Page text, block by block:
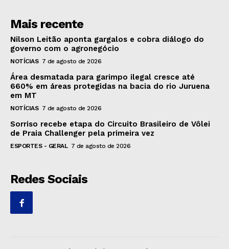
Mais recente
Nilson Leitão aponta gargalos e cobra diálogo do
governo com o agronegócio
NOTÍCIAS 7 de agosto de 2026
Área desmatada para garimpo ilegal cresce até
660% em áreas protegidas na bacia do rio Juruena
em MT
NOTÍCIAS 7 de agosto de 2026
Sorriso recebe etapa do Circuito Brasileiro de Vôlei
de Praia Challenger pela primeira vez
ESPORTES - GERAL 7 de agosto de 2026
Redes Sociais